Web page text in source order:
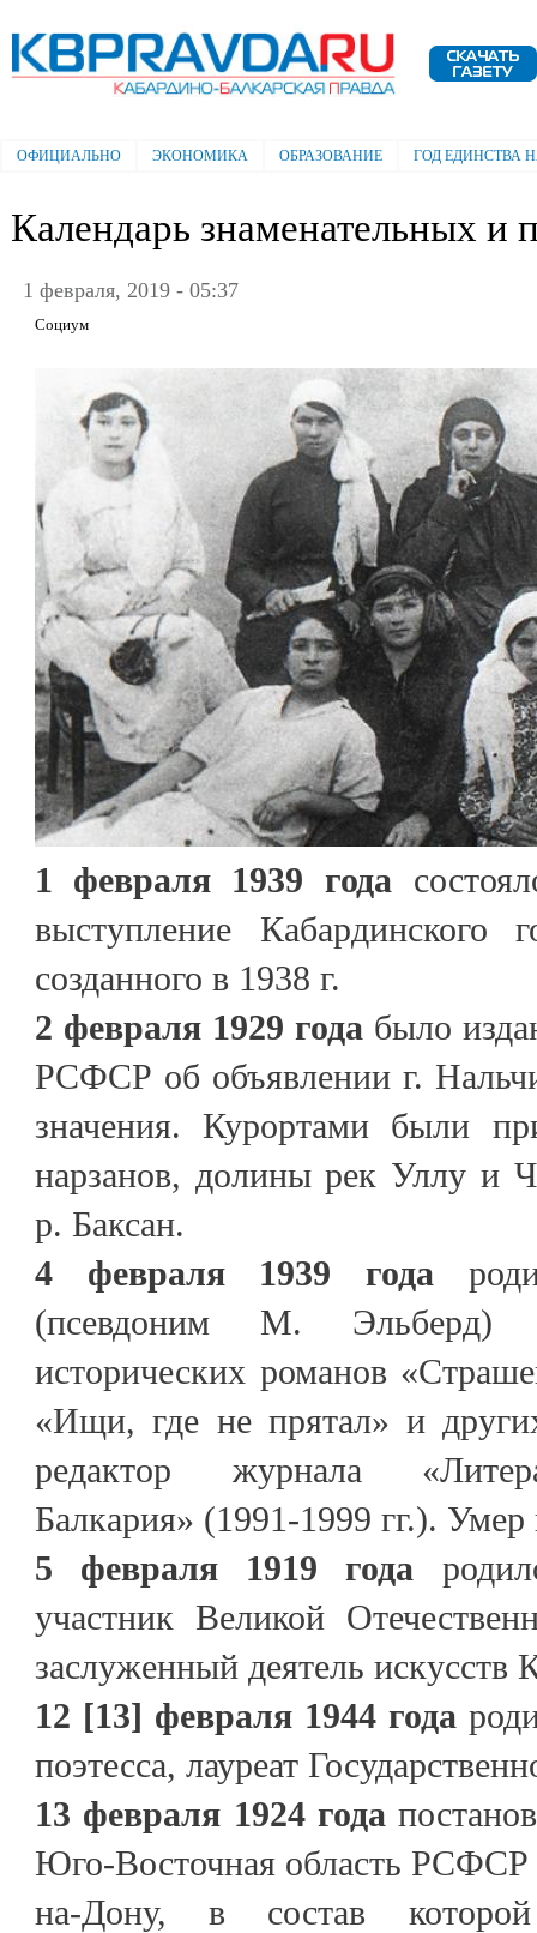
Электронная газета "Кабардино-
Балкарская правда"
Главное меню
ОФИЦИАЛЬНО ЭКОНОМИКА ОБРАЗОВАНИЕ ГОД ЕДИНСТВА
Календарь знаменательных и
1 февраля, 2019 - 05:37
Социум
1 февраля 1939 года
выступление Кабардинского
созданного в 1938 г.
2 февраля 1929 года было
РСФСР об объявлении г.
значения. Курортами были
нарзанов, долины рек Уллу и
р. Баксан.
4 февраля 1939 года
(псевдоним М. Эльберд)
исторических романов
«Ищи, где не прятал» и
редактор журнала
Балкария» (1991-1999 гг.). Умер
5 февраля 1919 года
участник Великой
заслуженный деятель
12 [13] февраля 1944 года
поэтесса, лауреат
13 февраля 1924 года
Юго-Восточная область РСФСР
на-Дону, в состав